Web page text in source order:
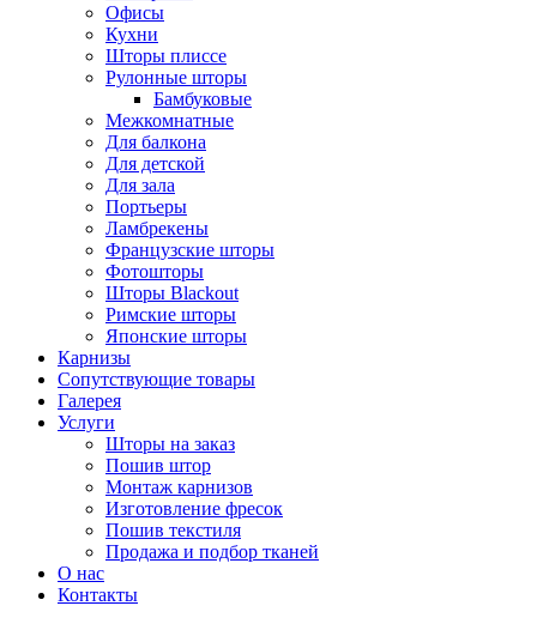
Офисы
Кухни
Шторы плиссе
Рулонные шторы
Бамбуковые
Межкомнатные
Для балкона
Для детской
Для зала
Портьеры
Ламбрекены
Французские шторы
Фотошторы
Шторы Blackout
Римские шторы
Японские шторы
Карнизы
Сопутствующие товары
Галерея
Услуги
Шторы на заказ
Пошив штор
Монтаж карнизов
Изготовление фресок
Пошив текстиля
Продажа и подбор тканей
О нас
Контакты